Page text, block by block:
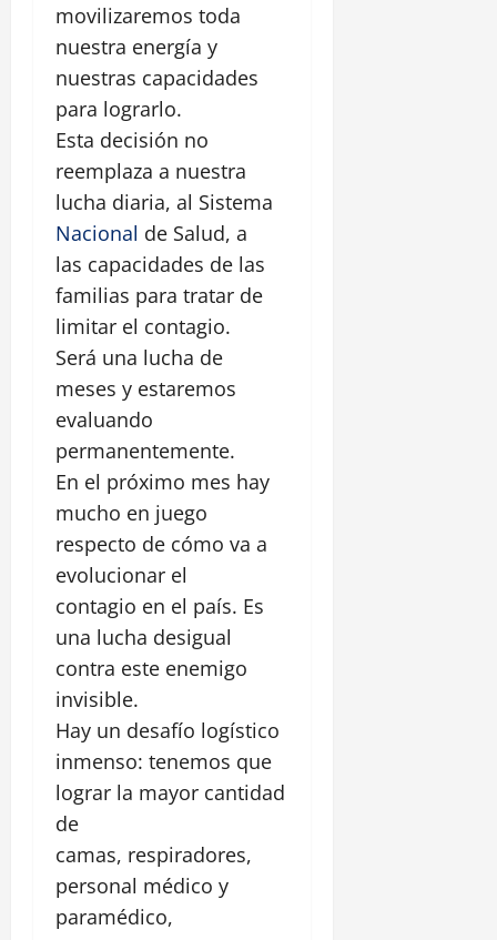
movilizaremos toda
nuestra energía y
nuestras capacidades
para lograrlo.
Esta decisión no
reemplaza a nuestra
lucha diaria, al Sistema
Nacional de Salud, a
las capacidades de las
familias para tratar de
limitar el contagio.
Será una lucha de
meses y estaremos
evaluando
permanentemente.
En el próximo mes hay
mucho en juego
respecto de cómo va a
evolucionar el
contagio en el país. Es
una lucha desigual
contra este enemigo
invisible.
Hay un desafío logístico
inmenso: tenemos que
lograr la mayor cantidad
de
camas, respiradores,
personal médico y
paramédico,